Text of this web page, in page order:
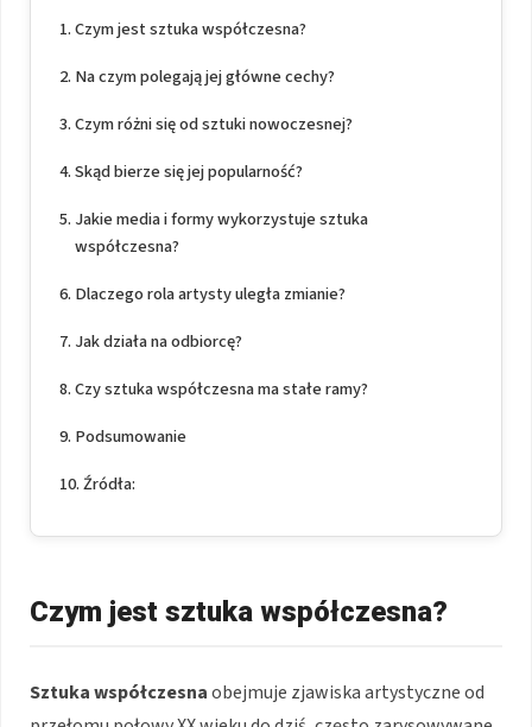
Czym jest sztuka współczesna?
Na czym polegają jej główne cechy?
Czym różni się od sztuki nowoczesnej?
Skąd bierze się jej popularność?
Jakie media i formy wykorzystuje sztuka
współczesna?
Dlaczego rola artysty uległa zmianie?
Jak działa na odbiorcę?
Czy sztuka współczesna ma stałe ramy?
Podsumowanie
Źródła:
Czym jest sztuka współczesna?
Sztuka współczesnaobejmuje zjawiska artystyczne od